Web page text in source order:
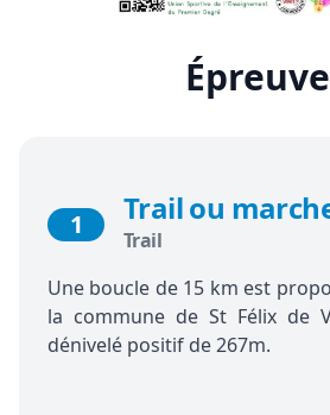
1 Trail ou
Trail
Une boucle de 15 km est
la commune de St Félix de
dénivelé positif de 267m.